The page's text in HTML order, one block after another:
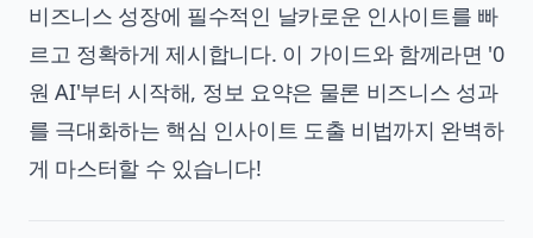
비즈니스 성장에 필수적인 날카로운 인사이트를 빠
르고 정확하게 제시합니다. 이 가이드와 함께라면 '0
원 AI'부터 시작해, 정보 요약은 물론 비즈니스 성과
를 극대화하는 핵심 인사이트 도출 비법까지 완벽하
게 마스터할 수 있습니다!